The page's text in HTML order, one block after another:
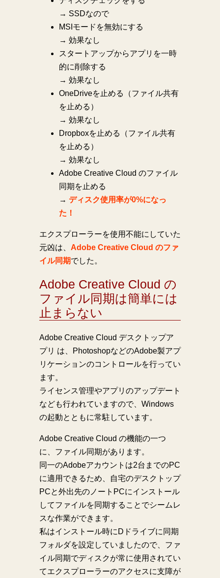
→ SSDなので
MSIモードを無効にする
→ 効果なし
スタートアップからアプリを一時
的に削除する
→ 効果なし
OneDriveを止める（ファイル共有
を止める）
→ 効果なし
Dropboxを止める（ファイル共有
を止める）
→ 効果なし
Adobe Creative Cloud のファイル
同期を止める
→ ディスク使用率が0%になっ
た！
エクスプローラーを使用不能にしていた
元凶は、 Adobe Creative Cloud のファ
イル同期でした。
Adobe Creative Cloud の
ファイル同期は簡単には
止まらない
Adobe Creative Cloud デスクトップア
プリ は、PhotoshopなどのAdobe製アプ
リケーションのコントロールを行ってい
ます。
ライセンス管理やアプリのアップデート
なども行われていますので、Windows
の起動とともに常駐しています。
Adobe Creative Cloud の機能の一つ
に、ファイル同期があります。
同一のAdobeアカウントは2台までのPC
に適用できるため、自宅のデスクトップ
PCと外出先のノートPCにインストール
してファイルを同期することでシームレ
スな作業ができます。
私はインストール時にDドライブに同期
フォルダを設定していましたので、ファ
イル同期でディスクが常に使用されてい
てエクスプローラーのアクセスに支障が